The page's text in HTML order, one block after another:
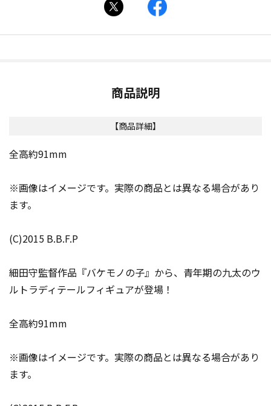
商品説明
【商品詳細】
全高約91mm
※画像はイメージです。実際の商品とは異なる場合があり
ます。
(C)2015 B.B.F.P
細田守監督作品『バケモノの子』から、青年期の九太のウ
ルトラディテールフィギュアが登場！
全高約91mm
※画像はイメージです。実際の商品とは異なる場合があり
ます。